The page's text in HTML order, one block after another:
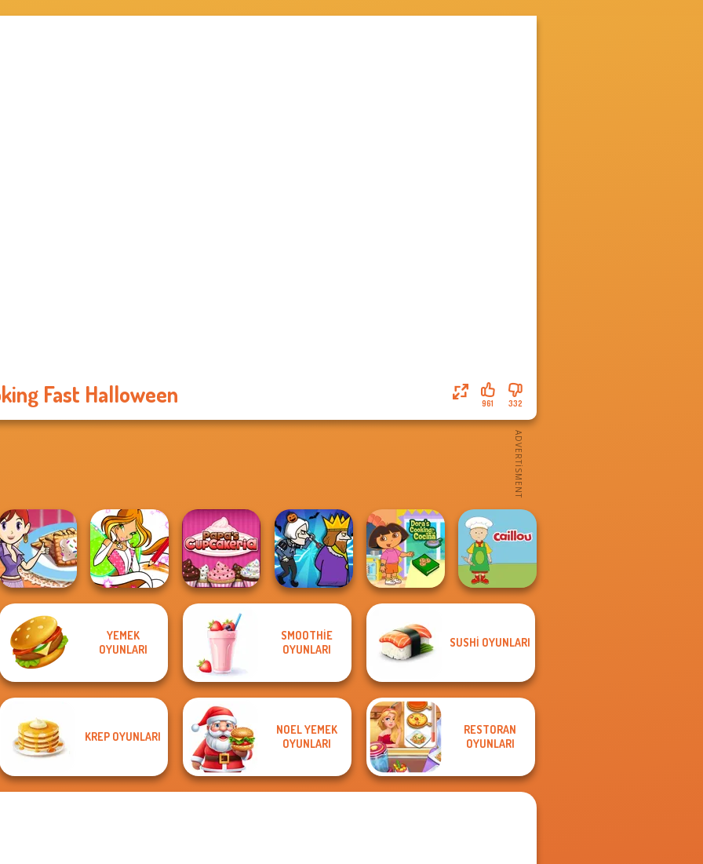
Fast Halloween 332
961
Sara's Cooking
Class: Mini Pop...
Winx Paint Fairy
Color
Papa's
Cupcakeria
Murder
Dora Cooking in
la Cucina
YEMEK
OYUNLARI
SMOOTHIE
OYUNLARI
SUSHI OYUNLARI
KREP OYUNLARI
NOEL YEMEK
OYUNLARI
RESTORAN
OYUNLARI